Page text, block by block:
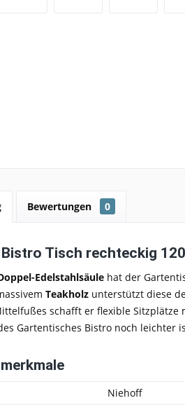
Bewertungen 0
Tisch rechteckig
Edelstahlsäule hat der
Teakholz unterstützt diese
schafft er flexible Sitzplätze
Gartentisches Bistro noch leichter
Niehoff